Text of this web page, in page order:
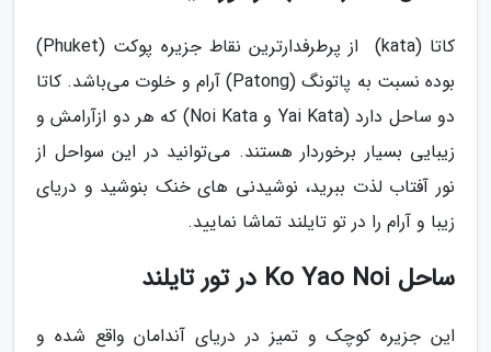
کاتا (kata) از پرطرفدارترین نقاط جزیره پوکت (Phuket)
بوده نسبت به پاتونگ (Patong) آرام و خلوت می‌باشد. کاتا
دو ساحل دارد (Yai Kata و Noi Kata) که هر دو ازآرامش و
زیبایی بسیار برخوردار هستند. می‌توانید در این سواحل از
نور آفتاب لذت ببرید، نوشیدنی های خنک بنوشید و دریای
زیبا و آرام را در تو تایلند تماشا نمایید.
ساحل Ko Yao Noi در تور تایلند
این جزیره کوچک و تمیز در دریای آندامان واقع شده و